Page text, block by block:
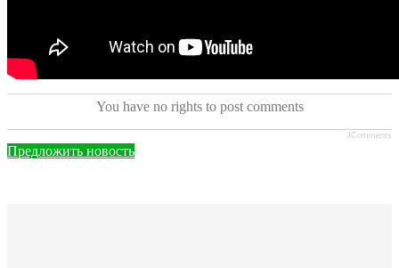
You have no rights to post comments
JComments
Предложить новость